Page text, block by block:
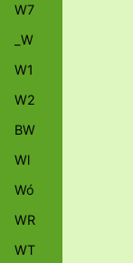
W7
_W
W1
W2
BW
Wl
Wó
WR
WT